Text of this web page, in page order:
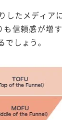
したメディア
信頼感が増
しょう。